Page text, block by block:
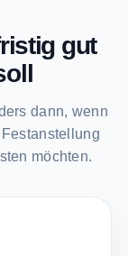
gut
dann, wenn
möchten.